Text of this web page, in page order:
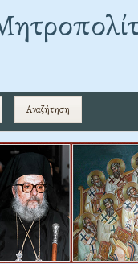
Αναζήτηση